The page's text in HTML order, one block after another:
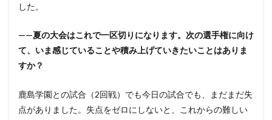
した。
——夏の大会はこれで一区切りになります。次の選手権に向け
て、いま感じていることや積み上げていきたいことはありま
すか？
鹿島学園との試合（2回戦）でも今日の試合でも、まだまだ失
点がありました。失点をゼロにしないと、これからの難しい